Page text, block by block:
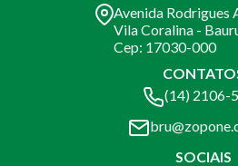
Avenida Rodrigues
Vila Coralina -
Cep: 17030-000
(14) 2106-
SOCIAIS